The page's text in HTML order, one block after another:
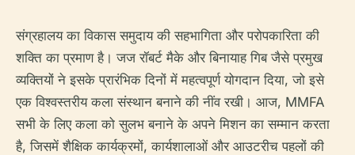
संग्रहालय का विकास समुदाय की सहभागिता और परोपकारिता की
शक्ति का प्रमाण है। जज रॉबर्ट मैके और बिनायाह गिब जैसे प्रमुख
व्यक्तियों ने इसके प्रारंभिक दिनों में महत्वपूर्ण योगदान दिया, जो इसे
एक विश्वस्तरीय कला संस्थान बनाने की नींव रखी। आज, MMFA
सभी के लिए कला को सुलभ बनाने के अपने मिशन का सम्मान करता
है, जिसमें शैक्षिक कार्यक्रमों, कार्यशालाओं और आउटरीच पहलों की